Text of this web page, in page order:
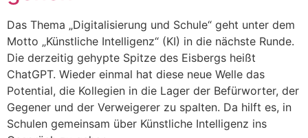
Das Thema „Digitalisierung und Schule“ geht unter dem
Motto „Künstliche Intelligenz“ (KI) in die nächste Runde.
Die derzeitig gehypte Spitze des Eisbergs heißt
ChatGPT. Wieder einmal hat diese neue Welle das
Potential, die Kollegien in die Lager der Befürworter, der
Gegener und der Verweigerer zu spalten. Da hilft es, in
Schulen gemeinsam über Künstliche Intelligenz ins